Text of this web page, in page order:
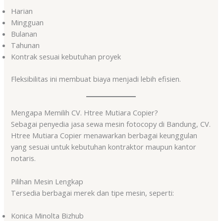
Harian
Mingguan
Bulanan
Tahunan
Kontrak sesuai kebutuhan proyek
Fleksibilitas ini membuat biaya menjadi lebih efisien.
Mengapa Memilih CV. Htree Mutiara Copier?
Sebagai penyedia jasa sewa mesin fotocopy di Bandung, CV.
Htree Mutiara Copier menawarkan berbagai keunggulan
yang sesuai untuk kebutuhan kontraktor maupun kantor
notaris.
Pilihan Mesin Lengkap
Tersedia berbagai merek dan tipe mesin, seperti:
Konica Minolta Bizhub